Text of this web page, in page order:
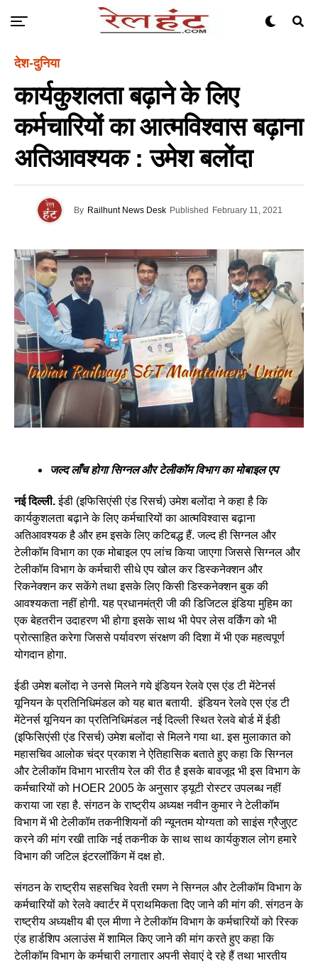
देश-दुनिया
कार्यकुशलता बढ़ाने के लिए
कर्मचारियों का आत्मविश्वास बढ़ाना
अतिआवश्यक : उमेश बलोंदा
By Railhunt News Desk Published February 11, 2021
जल्द लाँच होगा सिग्नल और टेलीकॉम विभाग का मोबाइल एप
नई दिल्ली.ईडी (इफिसिएंसी एंड रिसर्च) उमेश बलोंदा ने कहा है कि
कार्यकुशलता बढ़ाने के लिए कर्मचारियों का आत्मविश्वास बढ़ाना
अतिआवश्यक है और हम इसके लिए कटिबद्ध हैं. जल्द ही सिग्नल और
टेलीकॉम विभाग का एक मोबाइल एप लांच किया जाएगा जिससे सिग्नल और
टेलीकॉम विभाग के कर्मचारी सीधे एप खोल कर डिस्कनेक्शन और
रिकनेक्शन कर सकेंगे तथा इसके लिए किसी डिस्कनेक्शन बुक की
आवश्यकता नहीं होगी. यह प्रधानमंत्री जी की डिजिटल इंडिया मुहिम का
एक बेहतरीन उदाहरण भी होगा इसके साथ भी पेपर लेस वर्किंग को भी
प्रोत्साहित करेगा जिससे पर्यावरण संरक्षण की दिशा में भी एक महत्वपूर्ण
योगदान होगा.
ईडी उमेश बलोंदा ने उनसे मिलने गये इंडियन रेलवे एस एंड टी मेंटेनर्स
यूनियन के प्रतिनिधिमंडल को यह बात बतायी. इंडियन रेलवे एस एंड टी
मेंटेनर्स यूनियन का प्रतिनिधिमंडल नई दिल्ली स्थित रेलवे बोर्ड में ईडी
(इफिसिएंसी एंड रिसर्च) उमेश बलोंदा से मिलने गया था. इस मुलाकात को
महासचिव आलोक चंद्र प्रकाश ने ऐतिहासिक बताते हुए कहा कि सिग्नल
और टेलीकॉम विभाग भारतीय रेल की रीठ है इसके बावजूद भी इस विभाग के
कर्मचारियों को HOER 2005 के अनुसार ड्यूटी रोस्टर उपलब्ध नहीं
कराया जा रहा है. संगठन के राष्ट्रीय अध्यक्ष नवीन कुमार ने टेलीकॉम
विभाग में भी टेलीकॉम तकनीशियनों की न्यूनतम योग्यता को साइंस ग्रैजुएट
करने की मांग रखी ताकि नई तकनीक के साथ साथ कार्यकुशल लोग हमारे
विभाग की जटिल इंटरलाॅकिंग में दक्ष हो.
संगठन के राष्ट्रीय सहसचिव रेवती रमण ने सिग्नल और टेलीकॉम विभाग के
कर्मचारियों को रेलवे क्वार्टर में प्राथमिकता दिए जाने की मांग की. संगठन के
राष्ट्रीय अध्यक्षीय बी एल मीणा ने टेलीकॉम विभाग के कर्मचारियों को रिस्क
एंड हार्डशिप अलाउंस में शामिल किए जाने की मांग करते हुए कहा कि
टेलीकॉम विभाग के कर्मचारी लगातार अपनी सेवाएं दे रहे हैं तथा भारतीय